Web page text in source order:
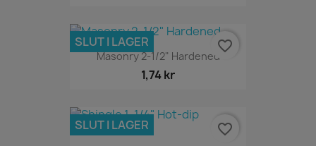
Masonry 2-1/2" Hardened
1,74 kr
SLUT I LAGER favorite_border
SLUT I LAGER favorite_border